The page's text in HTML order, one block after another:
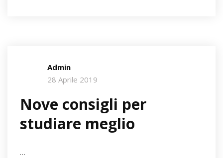
Admin
28 Aprile 2019
Nove consigli per
studiare meglio
…